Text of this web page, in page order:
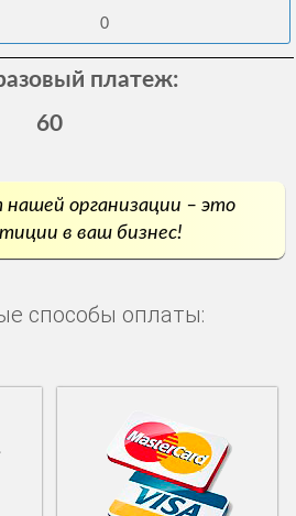
0
платеж:
60
организации – это
в ваш бизнес!
способы оплаты: